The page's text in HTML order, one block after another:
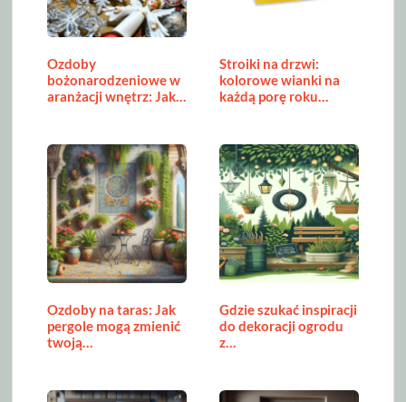
Ozdoby
bożonarodzeniowe w
aranżacji wnętrz: Jak…
Stroiki na drzwi:
kolorowe wianki na
każdą porę roku…
Ozdoby na taras: Jak
pergole mogą zmienić
twoją…
Gdzie szukać inspiracji
do dekoracji ogrodu
z…